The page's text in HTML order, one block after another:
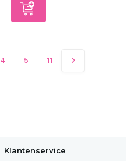
4 5 11
Klantenservice